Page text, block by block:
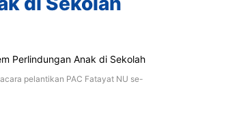
pelantikan PAC Fatayat NU se-